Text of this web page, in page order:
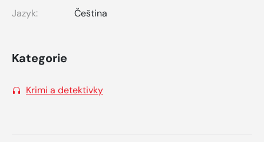
Jazyk:
Čeština
Kategorie
Krimi a detektivky